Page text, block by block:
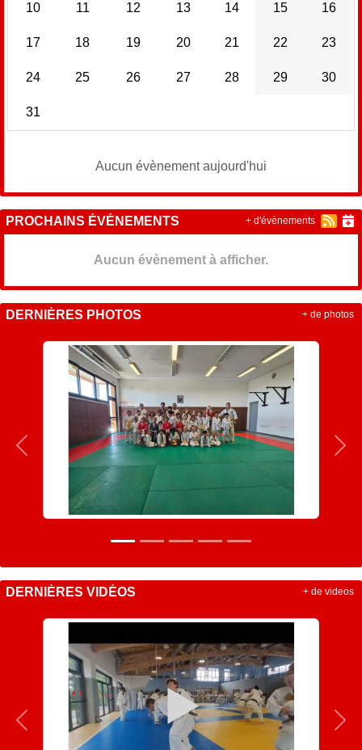
10 11 12 13 14 15 16
17 18 19 20 21 22 23
24 25 26 27 28 29 30
31
Aucun évènement aujourd'hui
PROCHAINS ÉVÉNEMENTS
Aucun évènement à afficher.
+ d'évènements
DERNIÈRES PHOTOS
Précedent
+ de photos
DERNIÈRES VIDÉOS
Précedent
+ de videos